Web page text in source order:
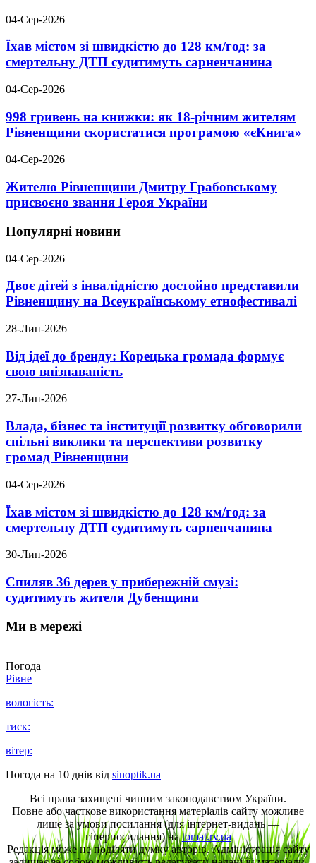
04-Сер-2026
Їхав містом зі швидкістю до 128 км/год: за
смертельну ДТП судитимуть сарненчанина
04-Сер-2026
998 гривень на книжки: як 18-річним жителям
Рівненщини скористатися програмою «єКнига»
04-Сер-2026
Жителю Рівненщини Дмитру Грабовському
присвоєно звання Героя України
Популярні новини
04-Сер-2026
Двоє дітей з інвалідністю достойно представили
Рівненщину на Всеукраїнському етнофестивалі
28-Лип-2026
Від ідеї до бренду: Корецька громада формує
свою впізнаваність
27-Лип-2026
Влада, бізнес та інституції розвитку обговорили
спільні виклики та перспективи розвитку
громад Рівненщини
04-Сер-2026
Їхав містом зі швидкістю до 128 км/год: за
смертельну ДТП судитимуть сарненчанина
30-Лип-2026
Спиляв 36 дерев у прибережній смузі:
судитимуть жителя Дубенщини
Ми в мережі
Погода
Рівне
вологість:
тиск:
вітер:
Погода на 10 днів від sinoptik.ua
Всі права захищені чинним законодавством України.
Повне або часткове використання матеріалів сайту можливе
лише за умови посилання (для інтернет-видань —
гіперпосилання) наtomat.rv.ua
Редакція може не поділяти думку авторів. Адміністрація сайту